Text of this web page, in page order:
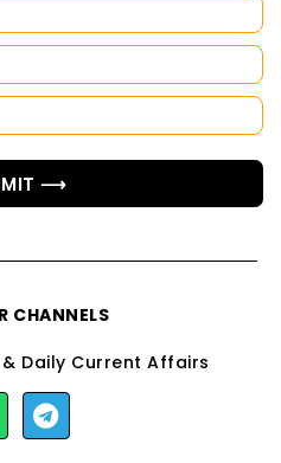
⟶
CHANNELS
Daily Current Affairs